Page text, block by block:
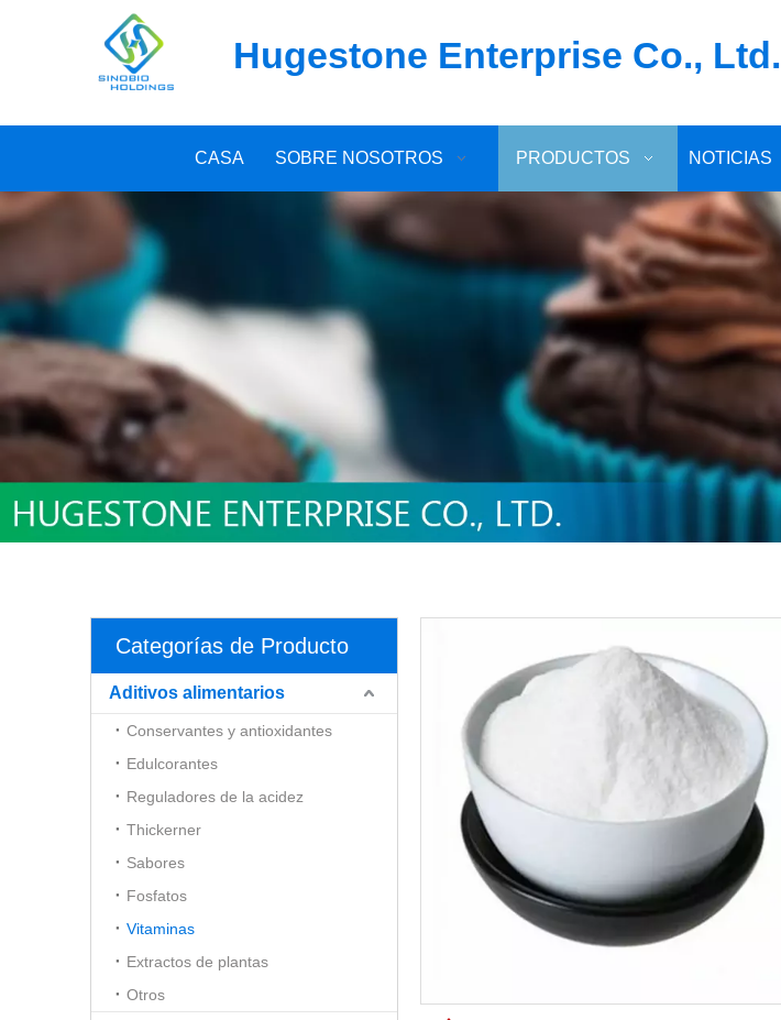
Hugestone Enterprise Co., Ltd.
CASA SOBRE NOSOTROS PRODUCTOS NOTICIAS
Categorías de Producto
Aditivos alimentarios
Conservantes y antioxidantes
Edulcorantes
Reguladores de la acidez
Thickerner
Sabores
Fosfatos
Vitaminas
Extractos de plantas
Otros